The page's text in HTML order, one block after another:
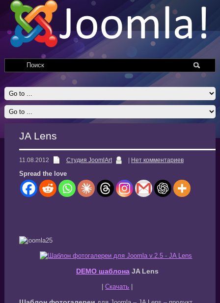
JA Lens
11.08.2012 Студия JoomlArt Нет комментариев
Spread the love
DEMO шаблонаJA Lens
|Скачать